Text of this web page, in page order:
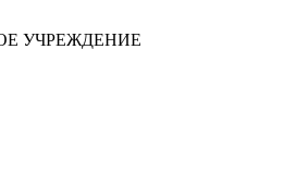
УЧРЕЖДЕНИЕ